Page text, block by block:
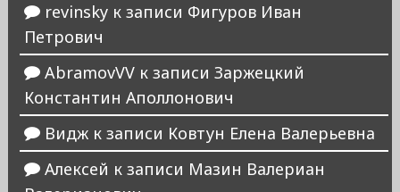
revinskyк записи Фигуров Иван
Петрович
AbramovVVк записи Заржецкий
Константин Аполлонович
Виджк записи Ковтун Елена Валерьевна
Алексей к записи Мазин Валериан